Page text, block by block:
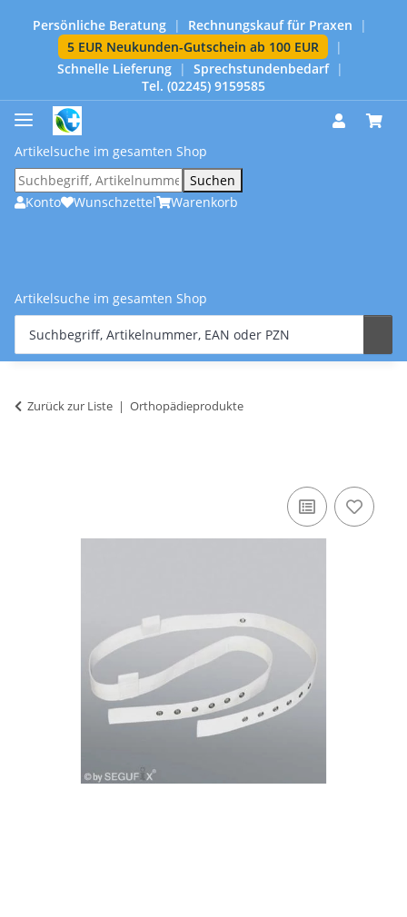
Persönliche Beratung | Rechnungskauf für Praxen
|
5 EUR Neukunden-Gutschein ab 100 EUR
|
Schnelle Lieferung
| Sprechstundenbedarf
|
Tel. (02245) 9159585
Artikelsuche im gesamten Shop
Suchen
Konto
Wunschzettel Warenkorb
Artikelsuche im gesamten Shop
Zurück zur Liste Orthopädieprodukte